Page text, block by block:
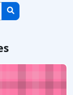
Search courses
ละในชุมชน